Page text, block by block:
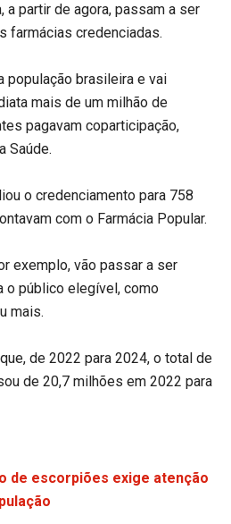
a partir de agora, passam a ser
farmácias credenciadas.
população brasileira e vai
mais de um milhão de
pagavam coparticipação,
Saúde.
o credenciamento para 758
com o Farmácia Popular.
exemplo, vão passar a ser
o público elegível, como
mais.
de 2022 para 2024, o total de
de 20,7 milhões em 2022 para
de escorpiões exige atenção